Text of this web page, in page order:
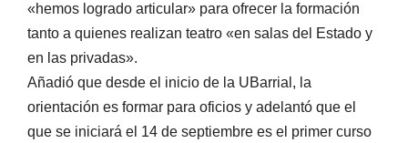
«hemos logrado articular» para ofrecer la formación
tanto a quienes realizan teatro «en salas del Estado y
en las privadas».
Añadió que desde el inicio de la UBarrial, la
orientación es formar para oficios y adelantó que el
que se iniciará el 14 de septiembre es el primer curso